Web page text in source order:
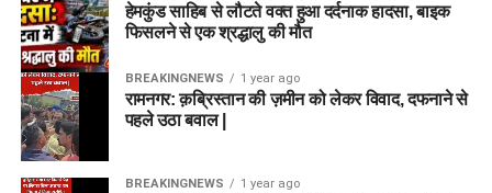
हेमकुंड साहिब से लौटते वक्त हुआ दर्दनाक हादसा, बाइक
फिसलने से एक श्रद्धालु की मौत
BREAKINGNEWS 1 year ago
रामनगर: क़ब्रिस्तान की ज़मीन को लेकर विवाद, दफनाने से
पहले उठा बवाल |
BREAKINGNEWS 1 year ago